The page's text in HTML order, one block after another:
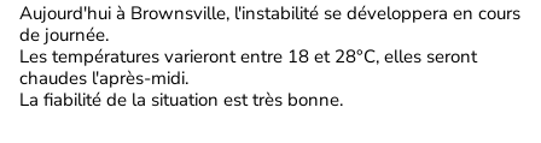
Aujourd'hui à Brownsville, l'instabilité se développera en cours
de journée.
Les températures varieront entre 18 et 28°C, elles seront
chaudes l'après-midi.
La fiabilité de la situation est très bonne.